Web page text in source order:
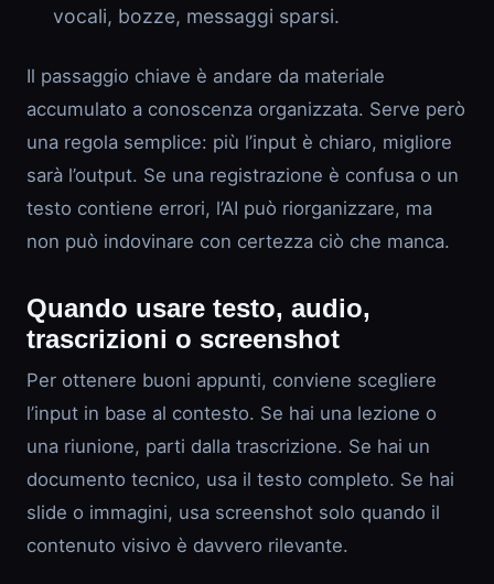
vocali, bozze, messaggi sparsi.
Il passaggio chiave è andare da materiale
accumulato a conoscenza organizzata. Serve però
una regola semplice: più l’input è chiaro, migliore
sarà l’output. Se una registrazione è confusa o un
testo contiene errori, l’AI può riorganizzare, ma
non può indovinare con certezza ciò che manca.
Quando usare testo, audio,
trascrizioni o screenshot
Per ottenere buoni appunti, conviene scegliere
l’input in base al contesto. Se hai una lezione o
una riunione, parti dalla trascrizione. Se hai un
documento tecnico, usa il testo completo. Se hai
slide o immagini, usa screenshot solo quando il
contenuto visivo è davvero rilevante.